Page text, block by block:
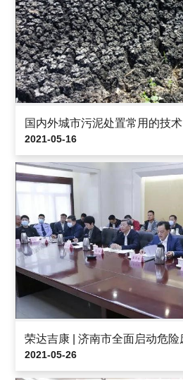
国内外城市污泥处置常用的技术
2021-05-16
2021-05-26